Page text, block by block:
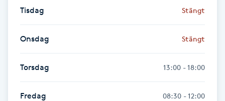
Tisdag Stängt
Onsdag Stängt
Torsdag 13:00 - 18:00
Fredag 08:30 - 12:00